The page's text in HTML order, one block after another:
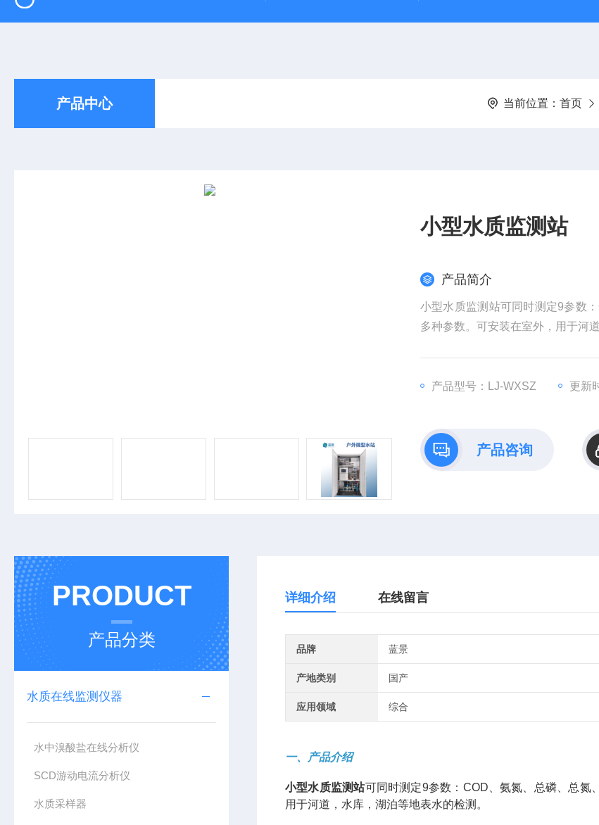
产品中心 当前位置： 首页
小型水质监测站
产品简介
小型水质监测站可同时测定9参数
多种参数。可安装在室外，用于河
产品型号：LJ-WXSZ 更新
产品咨询
PRODUCT
产品分类
水质在线监测仪器
水中溴酸盐在线分析仪
SCD游动电流分析仪
水质采样器
详细介绍 在线留言
品牌 蓝景
产地类别 国产
应用领域 综合
一、产品介绍
小型水质监测站可同时测定9参数：COD、氨氮、总磷、总氮
用于河道，水库，湖泊等地表水的检测。